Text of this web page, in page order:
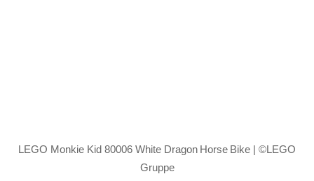
LEGO Monkie Kid 80006 White Dragon Horse Bike | ©LEGO
Gruppe